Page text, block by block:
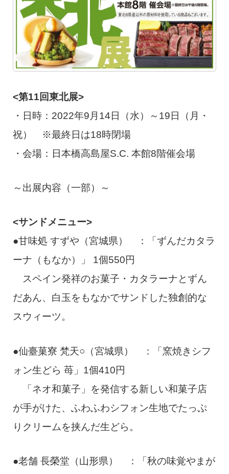
<第11回東北展>
・日時：2022年9月14日（水）～19日（月・
祝） ※最終日は18時閉場
・会場：日本橋高島屋S.C. 本館8階催会場
～出展内容（一部）～
<サンドメニュー>
●甘味処 すずや（宮城県） ：「ずんだカタラ
ーナ（もなか）」 1個550円
スペイン発祥のお菓子・カタラーナとずん
だあん、白玉をもなかでサンドした独創的な
スウィーツ。
●仙臺菓寮 梵天○（宮城県） ：「窯焼きシフ
ォン生どら 苺」1個410円
「ネオ和菓子」を発信する新しい和菓子店
が手がけた、ふわふわシフォン生地でたっぷ
りクリームを挟んだ生どら。
●老舗 長榮堂（山形県） ：「秋の味覚やまが